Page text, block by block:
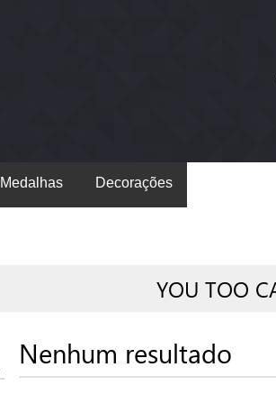
Medalhas Decorações
YOU TOO
Nenhum resultado